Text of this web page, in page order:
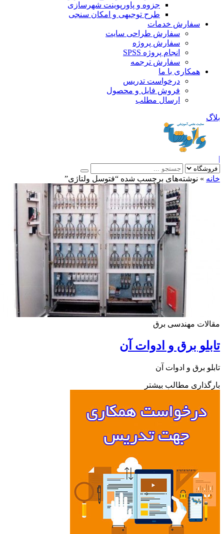
جزوه و پاورپوینت شهرسازی
طرح توجیهی و امکان سنجی
سفارش خدمات
سفارش طراحی سایت
سفارش پروژه
انجام پروژه SPSS
سفارش ترجمه
همکاری با ما
درخواست تدریس
فروش فایل و محصول
ارسال مطلب
»نوشته‌های برچسب شده “فتوسل ولتاژی”
مهندسی برق
برق و ادوات آن
برق و ادوات آن
مطالب بیشتر